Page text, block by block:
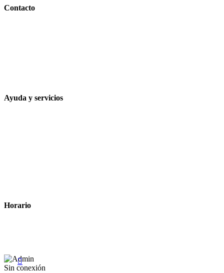
Contacto
Ayuda y servicios
Horario
Sin conexión
